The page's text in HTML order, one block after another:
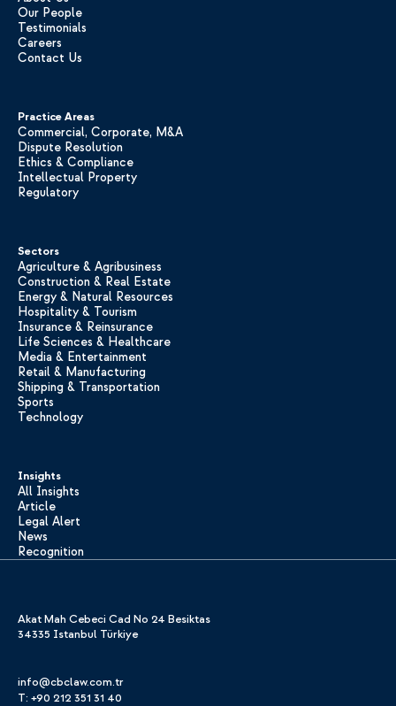
Our People
Testimonials
Careers
Contact Us
Practice Areas
Commercial, Corporate, M&A
Dispute Resolution
Ethics & Compliance
Intellectual Property
Regulatory
Sectors
Agriculture & Agribusiness
Construction & Real Estate
Energy & Natural Resources
Hospitality & Tourism
Insurance & Reinsurance
Life Sciences & Healthcare
Media & Entertainment
Retail & Manufacturing
Shipping & Transportation
Sports
Technology
Insights
All Insights
Article
Legal Alert
News
Recognition
Akat Mah Cebeci Cad No 24 Besiktas
34335 Istanbul Türkiye
info@cbclaw.com.tr
T: +90 212 351 31 40